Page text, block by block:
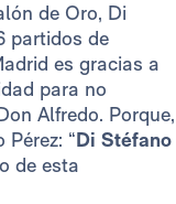
de Oro, Di
partidos de
es gracias a
para no
Alfredo. Porque,
“Di Stéfano
de esta